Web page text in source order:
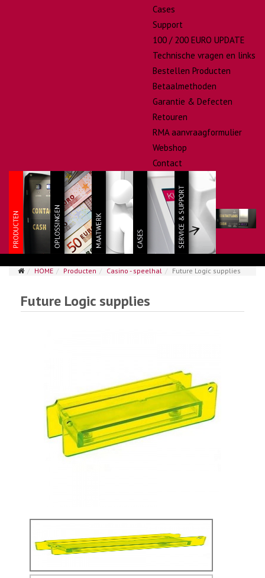
Cases
Support
100 / 200 EURO UPDATE
Technische vragen en links
Bestellen Producten
Betaalmethoden
Garantie & Defecten
Retouren
RMA aanvraagformulier
Webshop
Contact
HOME Producten Casino - speelhal Future Logic supplies
Future Logic supplies